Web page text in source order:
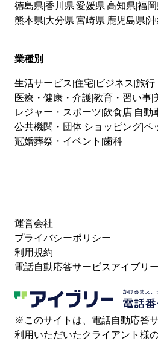
徳島県 香川県 愛媛県 高知県 福
熊本県 大分県 宮崎県 鹿児島県
業種別
生活サービス 住宅 ビジネス 旅行
医療・健康・介護教育・習い事
レジャー・スポーツ 飲食店 自動
公共機関・団体 ショッピングペ
冠婚葬祭・イベント 歯科
運営会社
プライバシーポリシー
利用規約
電話自動応答サービスアイブリー
※このサイトは、電話自動応答
利用いただいたクライアント様